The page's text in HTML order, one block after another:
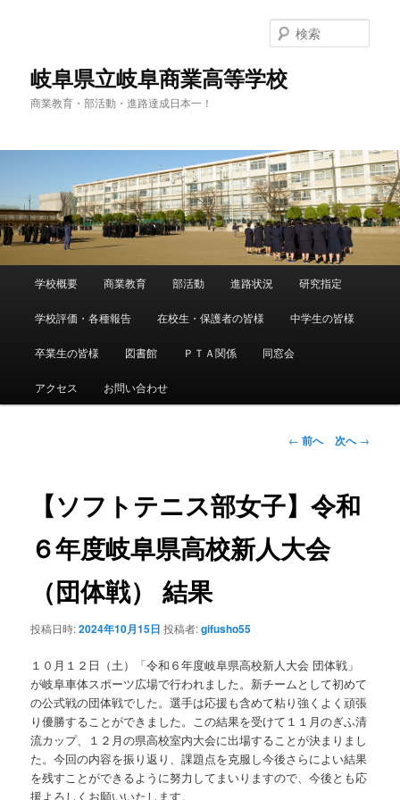
岐阜県立岐阜商業高等学校
商業教育・部活動・進路達成日本一！
索
メ
イ
ン
コ
ン
ツ
へ
移
動
学校概要 商業教育 部活動 進路状況 研究指定
学校評価・各種報告 在校生・保護者の皆様 中学生の皆様
卒業生の皆様 図書館 ＰＴＡ関係 同窓会
アクセス お問い合わせ
投
ビ
ゲ
ー
シ
← 前へ 次へ→
【ソフトテニス部女子】令和
６年度岐阜県高校新人大会
（団体戦） 結果
投稿日時:2024年10月15日 投稿者:gifusho55
１０月１２日（土）「令和６年度岐阜県高校新人大会 団体戦」
が岐阜車体スポーツ広場で行われました。新チームとして初めて
の公式戦の団体戦でした。選手は応援も含めて粘り強くよく頑張
り優勝することができました。この結果を受けて１１月のぎふ清
流カップ、１２月の県高校室内大会に出場することが決まりまし
た。今回の内容を振り返り、課題点を克服し今後さらによい結果
を残すことができるように努力してまいりますので、今後とも応
援よろしくお願いいたします。